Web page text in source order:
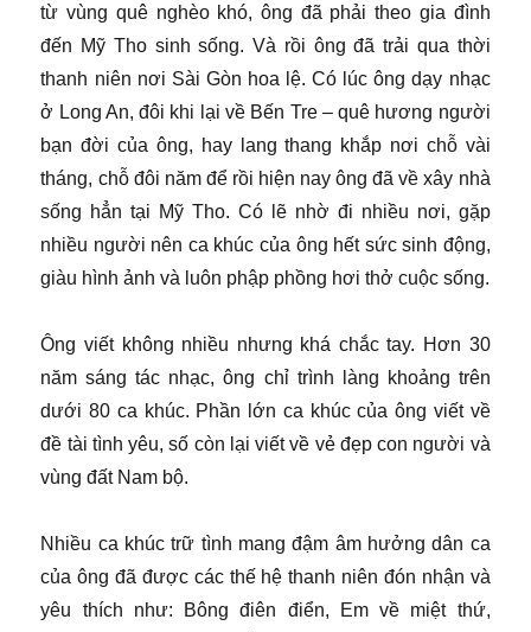
từ vùng quê nghèo khó, ông đã phải theo gia đình
đến Mỹ Tho sinh sống. Và rồi ông đã trải qua thời
thanh niên nơi Sài Gòn hoa lệ. Có lúc ông dạy nhạc
ở Long An, đôi khi lại về Bến Tre – quê hương người
bạn đời của ông, hay lang thang khắp nơi chỗ vài
tháng, chỗ đôi năm để rồi hiện nay ông đã về xây nhà
sống hẳn tại Mỹ Tho. Có lẽ nhờ đi nhiều nơi, gặp
nhiều người nên ca khúc của ông hết sức sinh động,
giàu hình ảnh và luôn phập phồng hơi thở cuộc sống.
Ông viết không nhiều nhưng khá chắc tay. Hơn 30
năm sáng tác nhạc, ông chỉ trình làng khoảng trên
dưới 80 ca khúc. Phần lớn ca khúc của ông viết về
đề tài tình yêu, số còn lại viết về vẻ đẹp con người và
vùng đất Nam bộ.
Nhiều ca khúc trữ tình mang đậm âm hưởng dân ca
của ông đã được các thế hệ thanh niên đón nhận và
yêu thích như: Bông điên điển, Em về miệt thứ,